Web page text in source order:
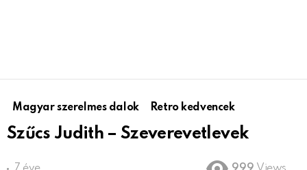
Magyar szerelmes dalok Retro kedvencek
Szűcs Judith – Szeverevetlevek